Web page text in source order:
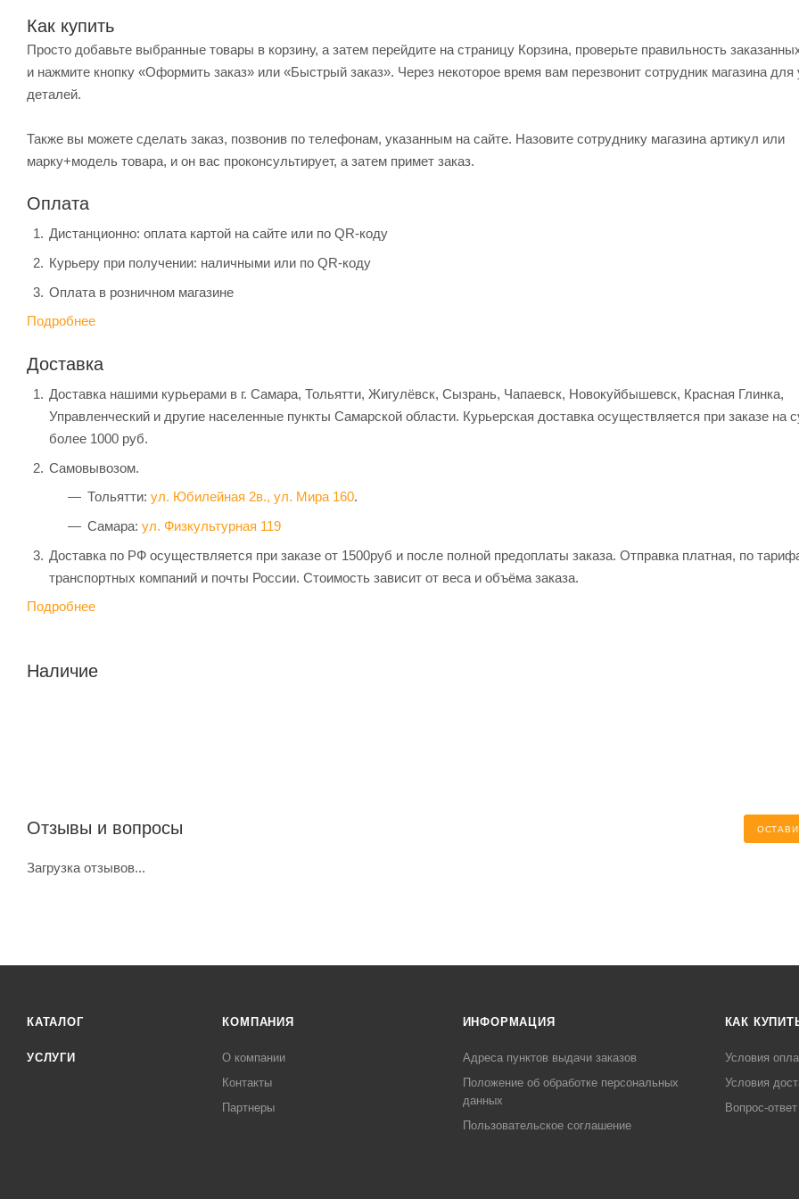
Как купить
Просто добавьте выбранные товары в корзину, а затем перейдите на страницу Корзина, проверьте правильность
и нажмите кнопку «Оформить заказ» или «Быстрый заказ». Через некоторое время вам перезвонит сотрудник магазина для
деталей.
Также вы можете сделать заказ, позвонив по телефонам, указанным на сайте. Назовите сотруднику магазина артикул или
марку+модель товара, и он вас проконсультирует, а затем примет заказ.
Оплата
Дистанционно: оплата картой на сайте или по QR-коду
Курьеру при получении: наличными или по QR-коду
Оплата в розничном магазине
Подробнее
Доставка
Доставка нашими курьерами в г. Самара, Тольятти, Жигулёвск, Сызрань, Чапаевск, Новокуйбышевск, Красная Глинка,
Управленческий и другие населенные пункты Самарской области. Курьерская доставка осуществляется при заказе на
более 1000 руб.
Самовывозом.
Тольятти: ул. Юбилейная 2в., ул. Мира 160.
Самара: ул. Физкультурная 119
Доставка по РФ осуществляется при заказе от 1500руб и после полной предоплаты заказа. Отправка платная, по
транспортных компаний и почты России. Стоимость зависит от веса и объёма заказа.
Подробнее
Наличие
Отзывы и вопросы
Загрузка отзывов...
КАТАЛОГ
УСЛУГИ
КОМПАНИЯ
О компании
Контакты
Партнеры
ИНФОРМАЦИЯ
Адреса пунктов выдачи заказов
Положение об обработке персональных
данных
Пользовательское соглашение
КАК
Условия
Условия
Вопрос-ответ